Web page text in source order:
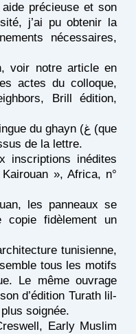
précieuse et son
j’ai pu obtenir la
nécessaires,
voir notre article en
actes du colloque,
Brill édition,
de la lettre.
inscriptions inédites
», Africa, n°
les panneaux se
copie fidèlement un
tunisienne,
tous les motifs
Le même ouvrage
d’édition Turath lil-
soignée.
Early Muslim